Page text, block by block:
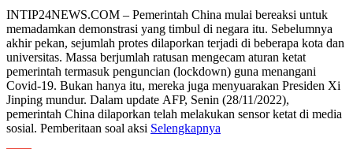
Share
INTIP24NEWS.COM – Pemerintah China mulai bereaksi untuk
memadamkan demonstrasi yang timbul di negara itu. Sebelumnya
akhir pekan, sejumlah protes dilaporkan terjadi di beberapa kota dan
universitas. Massa berjumlah ratusan mengecam aturan ketat
pemerintah termasuk penguncian (lockdown) guna menangani
Covid-19. Bukan hanya itu, mereka juga menyuarakan Presiden Xi
Jinping mundur. Dalam update AFP, Senin (28/11/2022),
pemerintah China dilaporkan telah melakukan sensor ketat di media
sosial. Pemberitaan soal aksi Selengkapnya